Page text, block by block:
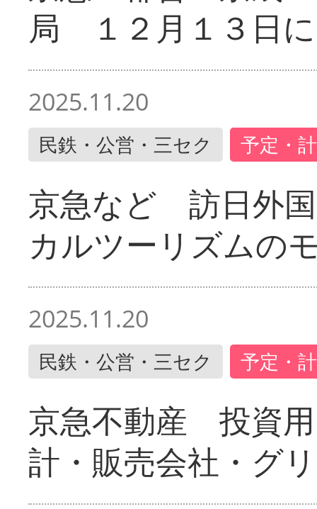
局 １２月１３日
2025.11.20
民鉄・公営・三セク 予定・
京急など 訪日外
カルツーリズムの
2025.11.20
民鉄・公営・三セク 予定・
京急不動産 投資
計・販売会社・グ